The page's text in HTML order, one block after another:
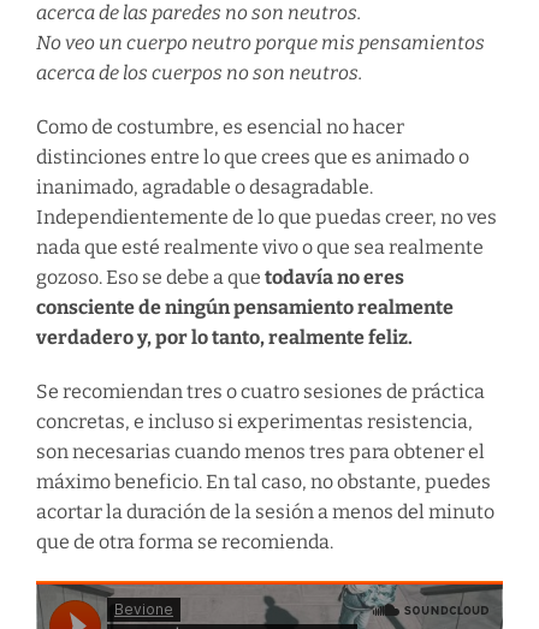
acerca de las paredes no son neutros.
No veo un cuerpo neutro porque mis pensamientos
acerca de los cuerpos no son neutros.
Como de costumbre, es esencial no hacer
distinciones entre lo que crees que es animado o
inanimado, agradable o desagradable.
Independientemente de lo que puedas creer, no ves
nada que esté realmente vivo o que sea realmente
gozoso. Eso se debe a que todavía no eres
consciente de ningún pensamiento realmente
verdadero y, por lo tanto, realmente feliz.
Se recomiendan tres o cuatro sesiones de práctica
concretas, e incluso si experimentas resistencia,
son necesarias cuando menos tres para obtener el
máximo beneficio. En tal caso, no obstante, puedes
acortar la duración de la sesión a menos del minuto
que de otra forma se recomienda.